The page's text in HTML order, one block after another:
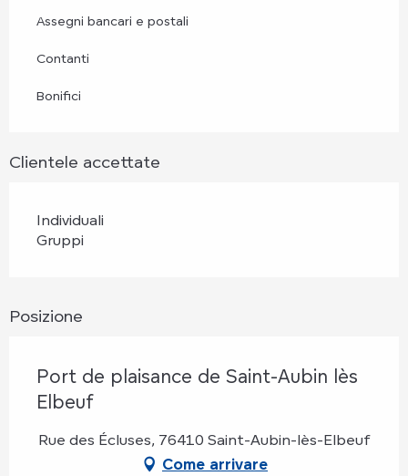
Assegni bancari e postali
Contanti
Bonifici
Clientele accettate
Individuali
Gruppi
Posizione
Port de plaisance de Saint-Aubin lès
Elbeuf
Rue des Écluses, 76410 Saint-Aubin-lès-Elbeuf
Come arrivare